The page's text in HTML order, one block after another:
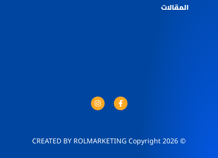
المقالات
© 2026 CREATED BY ROLMARKETING Copyright